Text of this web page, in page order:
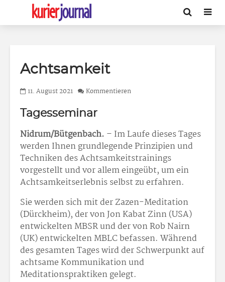
Achtsamkeit
11. August 2021 Kommentieren
Tagesseminar
Nidrum/Bütgenbach. – Im Laufe dieses Tages
werden Ihnen grundlegende Prinzipien und
Techniken des Achtsamkeitstrainings
vorgestellt und vor allem eingeübt, um ein
Achtsamkeitserlebnis selbst zu erfahren.
Sie werden sich mit der Zazen-Meditation
(Dürckheim), der von Jon Kabat Zinn (USA)
entwickelten MBSR und der von Rob Nairn
(UK) entwickelten MBLC befassen. Während
des gesamten Tages wird der Schwerpunkt auf
achtsame Kommunikation und
Meditationspraktiken gelegt.